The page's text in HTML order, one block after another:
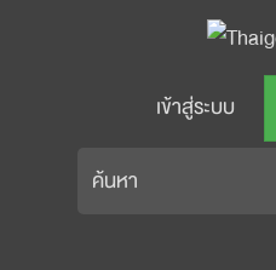
เข้าสู่ระบบ